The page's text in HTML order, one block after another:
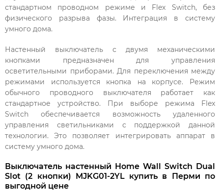
стандартном проводном режиме и Flex Switch, без
физического разрыва фазы. Интеграция в систему
умного дома.
Настенный выключатель с двумя механическими
кнопками предназначен для управления
осветительными приборами. Для переключения между
режимами используется кнопка на корпусе. Режим
обычного проводного выключателя работает как
стандартное устройство. При выборе режима Flex
Switch обеспечивается возможность удаленного
управления светильниками с поддержкой данной
технологии. Это позволяет интегрировать аппарат в
систему умного дома.
Выключатель настенный Home Wall Switch Dual
Slot (2 кнопки) MJKG01-2YL купить в Перми по
выгодной цене